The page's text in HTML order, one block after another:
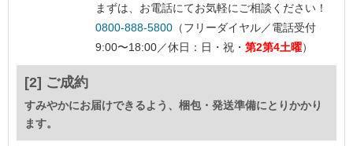
まずは、お電話にてお気軽にご相談ください！
0800-888-5800 （フリーダイヤル／電話受付
9:00〜18:00／休日：日・祝・ 第2第4土曜）
[2] ご成約
すみやかにお届けできるよう、梱包・発送準備にとりかかり
ます。